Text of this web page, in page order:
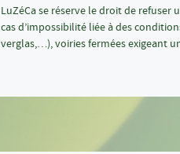
LuZéCa se réserve le droit de refuser
cas d’impossibilité liée à des
verglas,…), voiries fermées exigeant